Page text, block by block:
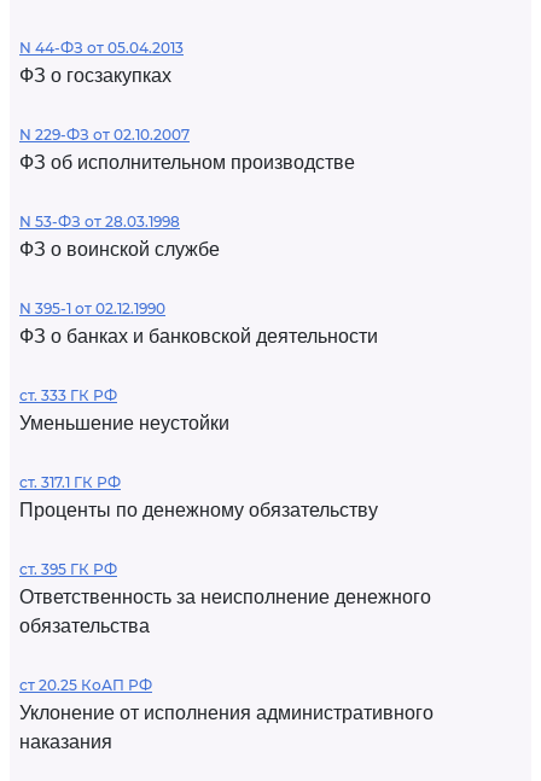
N 44-ФЗ от 05.04.2013
ФЗ о госзакупках
N 229-ФЗ от 02.10.2007
ФЗ об исполнительном производстве
N 53-ФЗ от 28.03.1998
ФЗ о воинской службе
N 395-1 от 02.12.1990
ФЗ о банках и банковской деятельности
ст. 333 ГК РФ
Уменьшение неустойки
ст. 317.1 ГК РФ
Проценты по денежному обязательству
ст. 395 ГК РФ
Ответственность за неисполнение денежного
обязательства
ст 20.25 КоАП РФ
Уклонение от исполнения административного
наказания